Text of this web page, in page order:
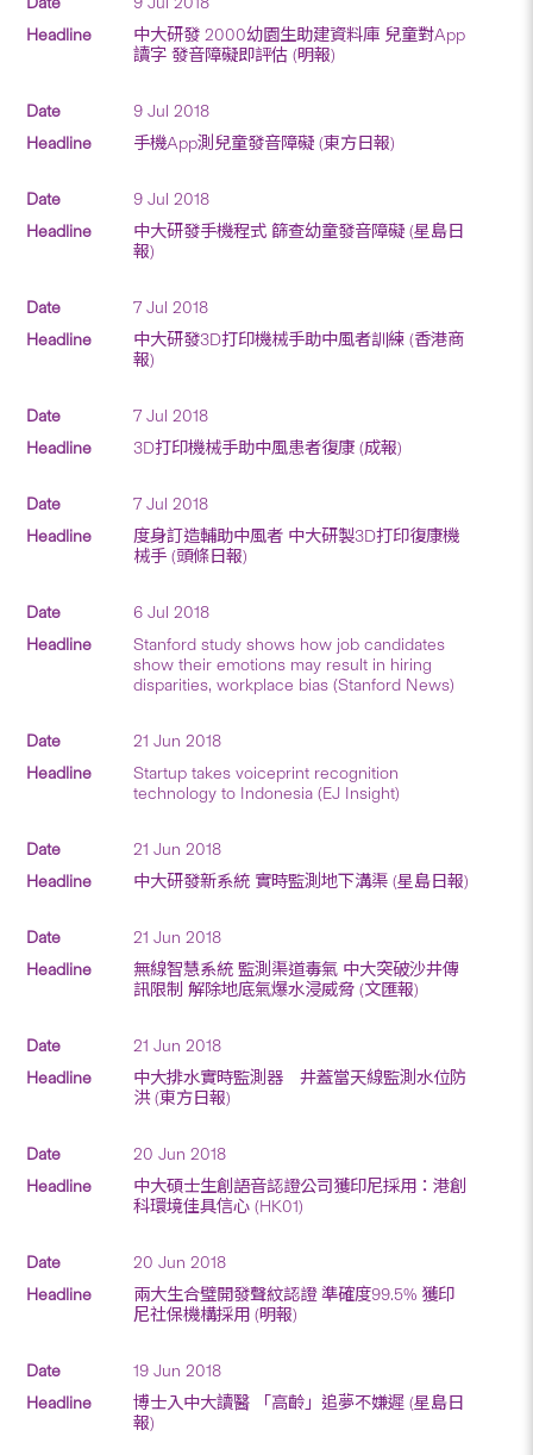
中大研發 2000幼園生助建資料庫 兒童對App
讀字 發音障礙即評估 (明報)
9 Jul 2018
手機App測兒童發音障礙 (東方日報)
9 Jul 2018
中大研發手機程式 篩查幼童發音障礙 (星島日
報)
7 Jul 2018
中大研發3D打印機械手助中風者訓練 (香港商
報)
7 Jul 2018
3D打印機械手助中風患者復康 (成報)
7 Jul 2018
度身訂造輔助中風者 中大研製 3D打印復康機
械手 (頭條日報)
6 Jul 2018
Stanford study shows how job candidates
show their emotions may result in hiring
disparities, workplace bias (Stanford News)
21 Jun 2018
Startup takes voiceprint recognition
technology to Indonesia (EJ Insight)
21 Jun 2018
中大研發新系統 實時監測地下溝渠 (星島日報)
21 Jun 2018
無線智慧系統 監測渠道毒氣 中大突破沙井傳
訊限制 解除地底氣爆水浸威脅 (文匯報)
21 Jun 2018
中大排水實時監測器 井蓋當天線監測水位防
洪 (東方日報)
20 Jun 2018
中大碩士生創語音認證公司獲印尼採用：港創
科環境佳具信心 (HK01)
20 Jun 2018
兩大生合璧開發聲紋認證 準確度99.5% 獲印
尼社保機構採用 (明報)
19 Jun 2018
博士入中大讀醫 「高齡」追夢不嫌遲 (星島日
報)